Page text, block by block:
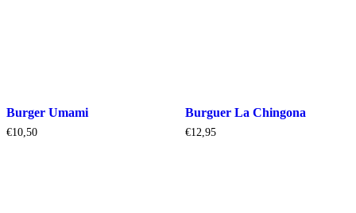
Burger Umami
€10,50
Burguer La Chingona
€12,95